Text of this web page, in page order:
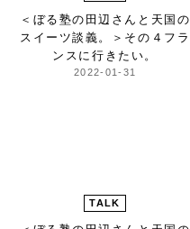
＜ぼる塾の田辺さんと天国の
スイーツ談義。＞ その４フラ
ンスに行きたい。
2022-01-31
TALK